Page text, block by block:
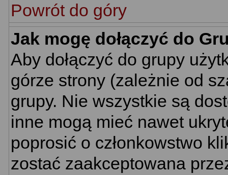
Powrót do góry
Jak mogę dołączyć do
Aby dołączyć do grupy
górze strony (zależnie od
grupy. Nie wszystkie są
inne mogą mieć nawet
poprosić o członkowstwo
zostać zaakceptowana